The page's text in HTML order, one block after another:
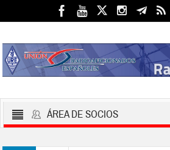
ÁREA DE SOCIOS